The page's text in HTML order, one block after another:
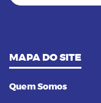
MAPA DO SITE
Quem Somos